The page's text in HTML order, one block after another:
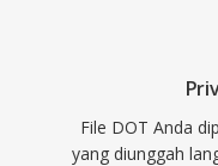
File DOT Anda
yang diunggah